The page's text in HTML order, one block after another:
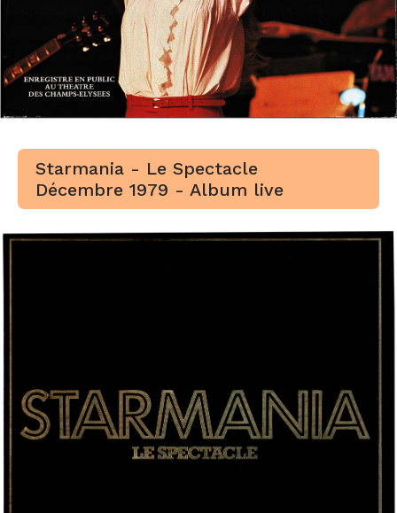
Starmania - Le Spectacle
Décembre 1979 - Album live